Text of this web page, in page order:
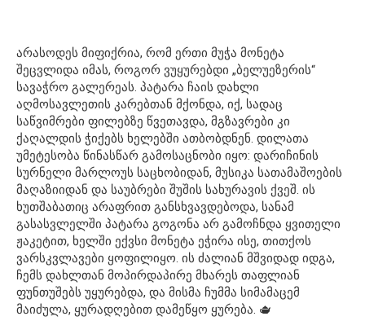
არასოდეს მიფიქრია, რომ ერთი მუჭა მონეტა
შეცვლიდა იმას, როგორ ვუყურებდი „ბელუეზერის“
სავაჭრო გალერეას. პატარა ჩაის დახლი
აღმოსავლეთის კარებთან მქონდა, იქ, სადაც
საწვიმრები ფილებზე წვეთავდა, მგზავრები კი
ქაღალდის ჭიქებს ხელებში ათბობდნენ. დილათა
უმეტესობა წინასწარ გამოსაცნობი იყო: დარიჩინის
სურნელი მარლოუს საცხობიდან, მუსიკა სათამაშოების
მაღაზიიდან და საუბრები შუშის სახურავის ქვეშ. ის
ხუთშაბათიც არაფრით განსხვავდებოდა, სანამ
გასასვლელში პატარა გოგონა არ გამოჩნდა ყვითელი
ჟაკეტით, ხელში ექვსი მონეტა ეჭირა ისე, თითქოს
ვარსკვლავები ყოფილიყო. ის ძალიან მშვიდად იდგა,
ჩემს დახლთან მოპირდაპირე მხარეს თაფლიან
ფუნთუშებს უყურებდა, და მისმა ჩუმმა სიმამაცემ
მაიძულა, ყურადღებით დამეწყო ყურება. 🫖